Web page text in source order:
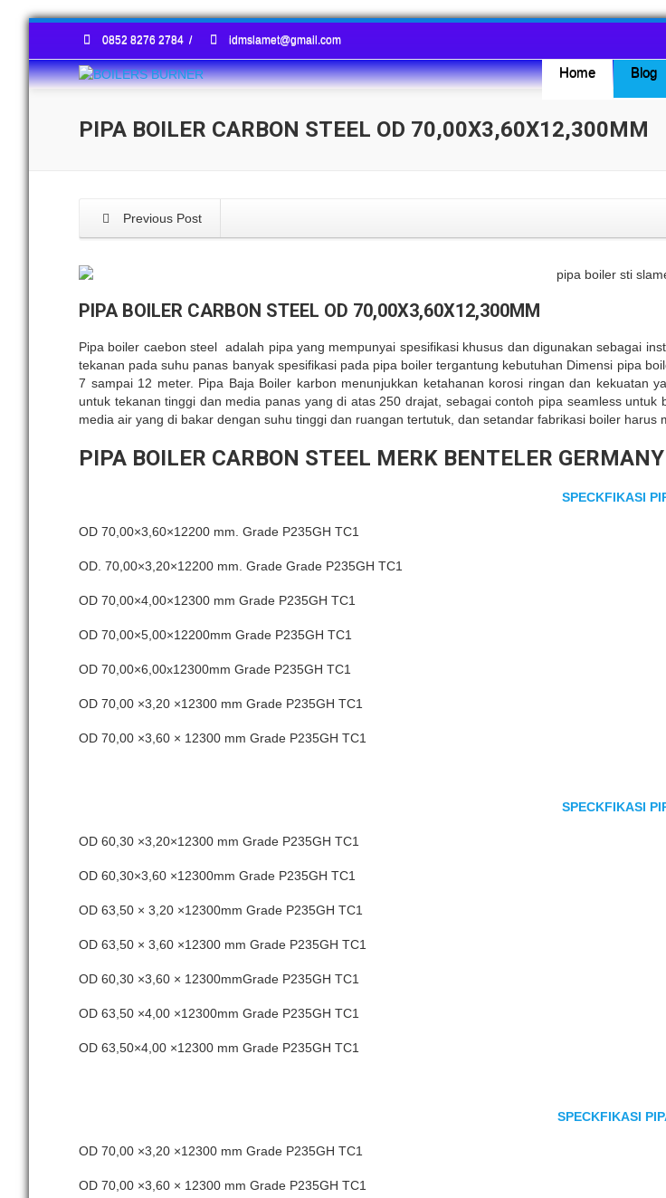
0852 8276 2784 / idmslamet@gmail.com
Home Blog
PIPA BOILER CARBON STEEL OD 70,00X3,60X12,300MM
Previous Post
PIPA BOILER CARBON STEEL OD 70,00X3,60X12,300MM
Pipa boiler caebon steel adalah pipa yang mempunyai spesifikasi khusus dan digunakan sebagai
tekanan pada suhu panas banyak spesifikasi pada pipa boiler tergantung kebutuhan Dimensi pipa
7 sampai 12 meter. Pipa Baja Boiler karbon menunjukkan ketahanan korosi ringan dan kekuatan
untuk tekanan tinggi dan media panas yang di atas 250 drajat, sebagai contoh pipa seamless
media air yang di bakar dengan suhu tinggi dan ruangan tertutuk, dan setandar fabrikasi boiler
PIPA BOILER CARBON STEEL MERK BENTELER GERMANY
SPECKFIKASI
OD 70,00×3,60×12200 mm. Grade P235GH TC1
OD. 70,00×3,20×12200 mm. Grade Grade P235GH TC1
OD 70,00×4,00×12300 mm Grade P235GH TC1
OD 70,00×5,00×12200mm Grade P235GH TC1
OD 70,00×6,00x12300mm Grade P235GH TC1
OD 70,00 ×3,20 ×12300 mm Grade P235GH TC1
OD 70,00 ×3,60 × 12300 mm Grade P235GH TC1
SPECKFIKASI
OD 60,30 ×3,20×12300 mm Grade P235GH TC1
OD 60,30×3,60 ×12300mm Grade P235GH TC1
OD 63,50 × 3,20 ×12300mm Grade P235GH TC1
OD 63,50 × 3,60 ×12300 mm Grade P235GH TC1
OD 60,30 ×3,60 × 12300mmGrade P235GH TC1
OD 63,50 ×4,00 ×12300mm Grade P235GH TC1
OD 63,50×4,00 ×12300 mm Grade P235GH TC1
SPECKFIKASI
OD 70,00 ×3,20 ×12300 mm Grade P235GH TC1
OD 70,00 ×3,60 × 12300 mm Grade P235GH TC1